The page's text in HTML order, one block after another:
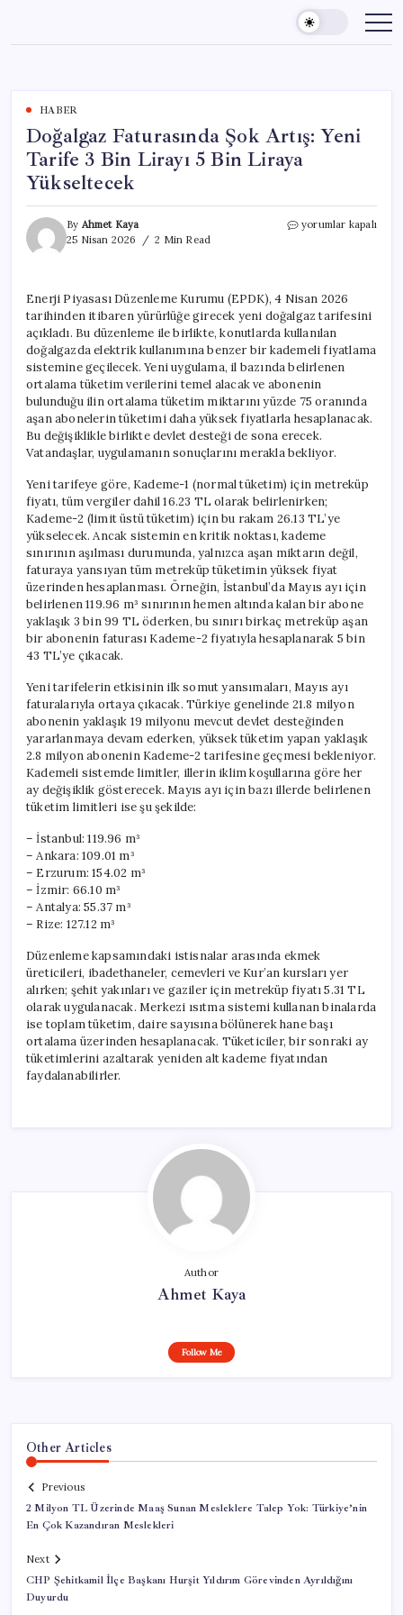
content
HABER
Doğalgaz Faturasında Şok Artış: Yeni
Tarife 3 Bin Lirayı 5 Bin Liraya
Yükseltecek
By Ahmet Kaya
25 Nisan 2026
2 Min Read
Doğalgaz
Tarife
3
Bin
Lirayı
5
Liraya
Yükseltecek
için
yorumlar kapalı
Enerji Piyasası Düzenleme Kurumu (EPDK), 4 Nisan 2026
tarihinden itibaren yürürlüğe girecek yeni doğalgaz tarifesini
açıkladı. Bu düzenleme ile birlikte, konutlarda kullanılan
doğalgazda elektrik kullanımına benzer bir kademeli fiyatlama
sistemine geçilecek. Yeni uygulama, il bazında belirlenen
ortalama tüketim verilerini temel alacak ve abonenin
bulunduğu ilin ortalama tüketim miktarını yüzde 75 oranında
aşan abonelerin tüketimi daha yüksek fiyatlarla hesaplanacak.
Bu değişiklikle birlikte devlet desteği de sona erecek.
Vatandaşlar, uygulamanın sonuçlarını merakla bekliyor.
Yeni tarifeye göre, Kademe-1 (normal tüketim) için metreküp
fiyatı, tüm vergiler dahil 16.23 TL olarak belirlenirken;
Kademe-2 (limit üstü tüketim) için bu rakam 26.13 TL’ye
yükselecek. Ancak sistemin en kritik noktası, kademe
sınırının aşılması durumunda, yalnızca aşan miktarın değil,
faturaya yansıyan tüm metreküp tüketimin yüksek fiyat
üzerinden hesaplanması. Örneğin, İstanbul’da Mayıs ayı için
belirlenen 119.96 m³ sınırının hemen altında kalan bir abone
yaklaşık 3 bin 99 TL öderken, bu sınırı birkaç metreküp aşan
bir abonenin faturası Kademe-2 fiyatıyla hesaplanarak 5 bin
43 TL’ye çıkacak.
Yeni tarifelerin etkisinin ilk somut yansımaları, Mayıs ayı
faturalarıyla ortaya çıkacak. Türkiye genelinde 21.8 milyon
abonenin yaklaşık 19 milyonu mevcut devlet desteğinden
yararlanmaya devam ederken, yüksek tüketim yapan yaklaşık
2.8 milyon abonenin Kademe-2 tarifesine geçmesi bekleniyor.
Kademeli sistemde limitler, illerin iklim koşullarına göre her
ay değişiklik gösterecek. Mayıs ayı için bazı illerde belirlenen
tüketim limitleri ise şu şekilde:
– İstanbul: 119.96 m³
– Ankara: 109.01 m³
– Erzurum: 154.02 m³
– İzmir: 66.10 m³
– Antalya: 55.37 m³
– Rize: 127.12 m³
Düzenleme kapsamındaki istisnalar arasında ekmek
üreticileri, ibadethaneler, cemevleri ve Kur’an kursları yer
alırken; şehit yakınları ve gaziler için metreküp fiyatı 5.31 TL
olarak uygulanacak. Merkezi ısıtma sistemi kullanan binalarda
ise toplam tüketim, daire sayısına bölünerek hane başı
ortalama üzerinden hesaplanacak. Tüketiciler, bir sonraki ay
tüketimlerini azaltarak yeniden alt kademe fiyatından
faydalanabilirler.
Author
Ahmet Kaya
Follow Me
Other Articles
Previous
2 Milyon TL Üzerinde Maaş Sunan Mesleklere Talep Yok: Türkiye’nin
En Çok Kazandıran Meslekleri
Next
CHP Şehitkamil İlçe Başkanı Hurşit Yıldırım Görevinden Ayrıldığını
Duyurdu